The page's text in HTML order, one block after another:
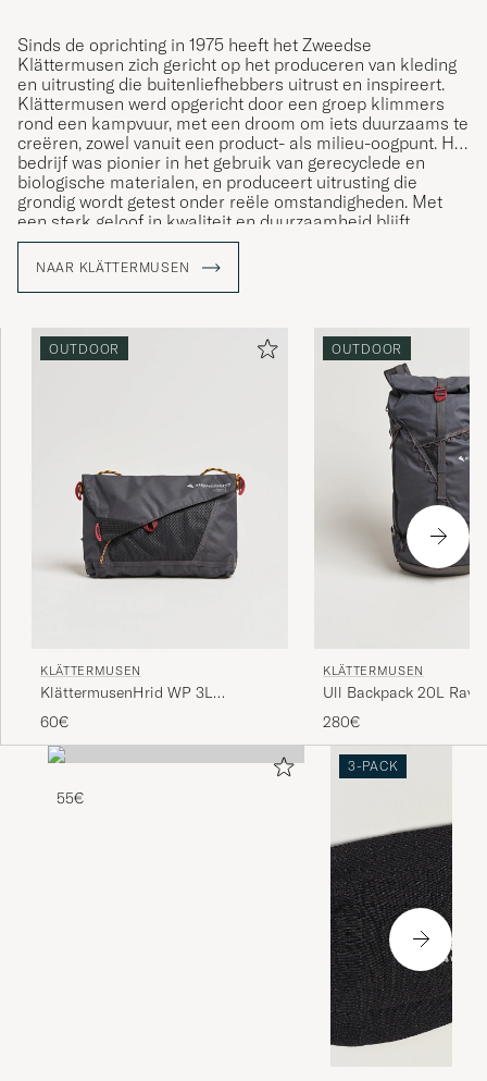
Sinds de oprichting in 1975 heeft het Zweedse
Klättermusen zich gericht op het produceren van kleding
en uitrusting die buitenliefhebbers uitrust en inspireert.
Klättermusen werd opgericht door een groep klimmers
rond een kampvuur, met een droom om iets duurzaams te
creëren, zowel vanuit een product- als milieu-oogpunt. Het
bedrijf was pionier in het gebruik van gerecyclede en
biologische materialen, en produceert uitrusting die
grondig wordt getest onder reële omstandigheden. Met
een sterk geloof in kwaliteit en duurzaamheid blijft
Klättermusen een voorbeeld in de outdoor-industrie, en
trekt het avonturiers aan die zowel functie als
NAAR KLÄTTERMUSEN
OUTDOOR
KLÄTTERMUSEN
KlättermusenHrid WP 3L
Accessory BagRaven
60€
OUTDOOR
KLÄTTERMUSEN
Ull Backpack 20L
280€
55€
3-PACK